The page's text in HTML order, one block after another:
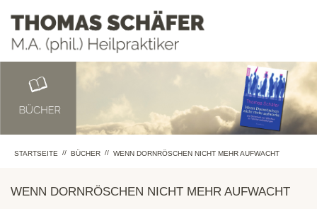
STARTSEITE // BÜCHER // WENN DORNRÖSCHEN NICHT MEHR AUFWACHT
WENN DORNRÖSCHEN NICHT MEHR AUFWACHT